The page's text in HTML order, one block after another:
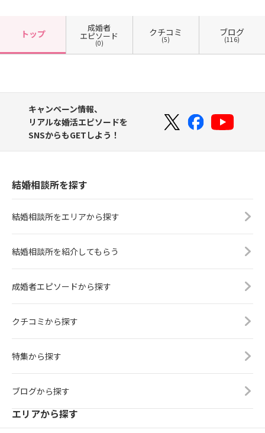
トップ
成婚者
エピソード
(0)
クチコミ
(5)
ブログ
(116)
キャンペーン情報、
リアルな婚活エピソードを
SNSからもGETしよう！
結婚相談所を探す
結婚相談所をエリアから探す
結婚相談所を紹介してもらう
成婚者エピソードから探す
クチコミから探す
特集から探す
ブログから探す
エリアから探す